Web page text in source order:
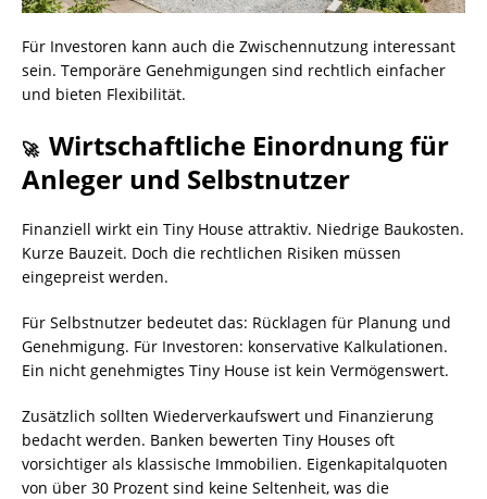
Für Investoren kann auch die Zwischennutzung interessant
sein. Temporäre Genehmigungen sind rechtlich einfacher
und bieten Flexibilität.
🚀 Wirtschaftliche Einordnung für
Anleger und Selbstnutzer
Finanziell wirkt ein Tiny House attraktiv. Niedrige Baukosten.
Kurze Bauzeit. Doch die rechtlichen Risiken müssen
eingepreist werden.
Für Selbstnutzer bedeutet das: Rücklagen für Planung und
Genehmigung. Für Investoren: konservative Kalkulationen.
Ein nicht genehmigtes Tiny House ist kein Vermögenswert.
Zusätzlich sollten Wiederverkaufswert und Finanzierung
bedacht werden. Banken bewerten Tiny Houses oft
vorsichtiger als klassische Immobilien. Eigenkapitalquoten
von über 30 Prozent sind keine Seltenheit, was die